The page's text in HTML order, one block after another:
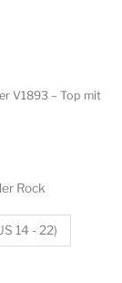
V1893 – Top mit
Rock
14 - 22)